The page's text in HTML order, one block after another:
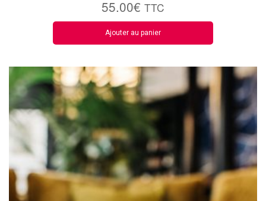
55.00€ TTC
Ajouter au panier